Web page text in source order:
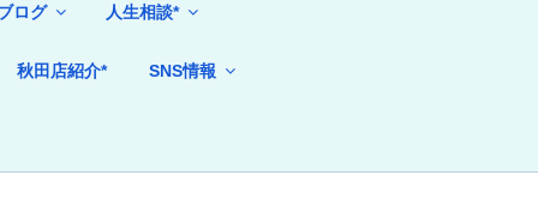
ログ 人生相談*
秋田店紹介* SNS情報